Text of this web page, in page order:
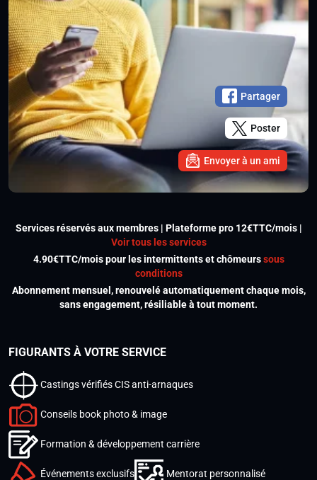
Partager
Poster
Envoyer à un ami
Services réservés aux membres | Plateforme pro 12€TTC/mois |
Voir tous les services
4.90€TTC/mois pour les intermittents et chômeurssous
conditions
Abonnement mensuel, renouvelé automatiquement chaque mois,
sans engagement, résiliable à tout moment.
FIGURANTS À VOTRE SERVICE
Castings vérifiés CIS anti-arnaques
Conseils book photo & image
Formation & développement carrière
Événements exclusifs Mentorat personnalisé